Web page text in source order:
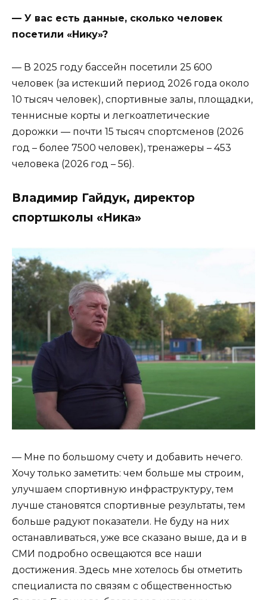
— У вас есть данные, сколько человек
посетили «Нику»?
— В 2025 году бассейн посетили 25 600
человек (за истекший период 2026 года около
10 тысяч человек), спортивные залы, площадки,
теннисные корты и легкоатлетические
дорожки — почти 15 тысяч спортсменов (2026
год – более 7500 человек), тренажеры – 453
человека (2026 год – 56).
Владимир Гайдук, директор
спортшколы «Ника»
— Мне по большому счету и добавить нечего.
Хочу только заметить: чем больше мы строим,
улучшаем спортивную инфраструктуру, тем
лучше становятся спортивные результаты, тем
больше радуют показатели. Не буду на них
останавливаться, уже все сказано выше, да и в
СМИ подробно освещаются все наши
достижения. Здесь мне хотелось бы отметить
специалиста по связям с общественностью